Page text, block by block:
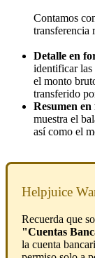
Contamos
transferencia
Detalle en
identificar las
el monto
transferido
Resumen
muestra el
así como el
Helpjuice
Recuerda que
"Cuentas
la cuenta